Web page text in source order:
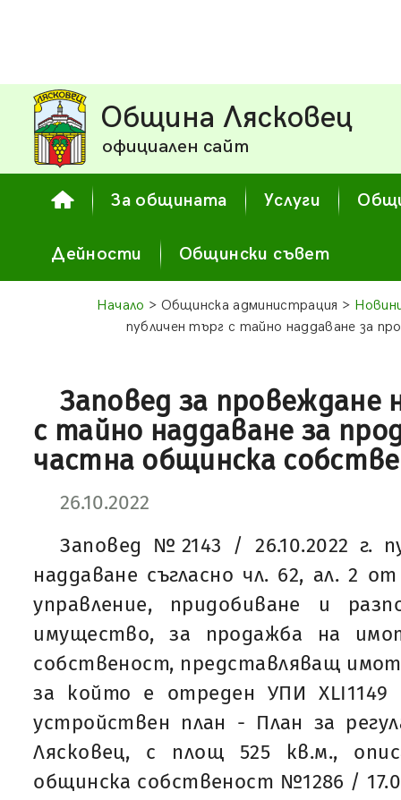
Община Лясковец
официален сайт
За общината Услуги
Дейности Общински съвет
Начало > Общинска администрация >
публичен търг с тайно наддаване за
Заповед за провеждане
с тайно наддаване за
частна общинска
26.10.2022
Заповед №2143 / 26.10.2022 г.
наддаване съгласно чл. 62, ал. 2
управление, придобиване и
имущество, за продажба на
собственост, представляващ
за който е отреден УПИ
устройствен план - План за
Лясковец, с площ 525 кв.м.,
общинска собственост №1286 /